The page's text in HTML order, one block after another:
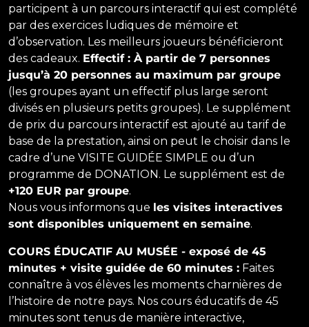
participent à un parcours interactif qui est complété
par des exercices ludiques de mémoire et
d’observation. Les meilleurs joueurs bénéficieront
des cadeaux. Effectif : À partir de 7 personnes
jusqu’à 20 personnes au maximum par groupe
(les groupes ayant un effectif plus large seront
divisés en plusieurs petits groupes). Le supplément
de prix du parcours interactif est ajouté au tarif de
base de la prestation, ainsi on peut le choisir dans le
cadre d’une VISITE GUIDÉE SIMPLE ou d’un
programme de DONATION. Le supplément est de
+120 EUR par groupe.
Nous vous informons que les visites interactives
sont disponibles uniquement en semaine.
COURS ÉDUCATIF AU MUSÉE - exposé de 45
minutes + visite guidée de 60 minutes : Faites
connaître à vos élèves les moments charnières de
l’histoire de notre pays. Nos cours éducatifs de 45
minutes sont tenus de manière interactive,